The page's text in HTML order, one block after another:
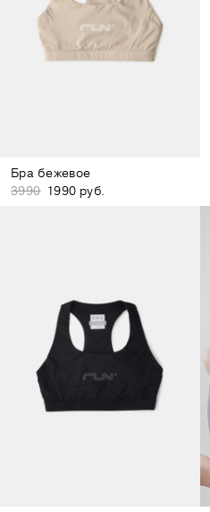
Бра бежевое
3990 1990 руб.